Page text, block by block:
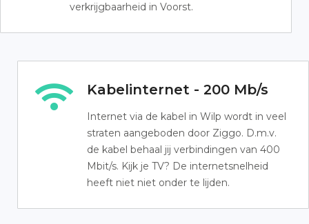
verkrijgbaarheid in Voorst.
Kabelinternet - 200 Mb/s
Internet via de kabel in Wilp wordt in veel
straten aangeboden door Ziggo. D.m.v.
de kabel behaal jij verbindingen van 400
Mbit/s. Kijk je TV? De internetsnelheid
heeft niet niet onder te lijden.